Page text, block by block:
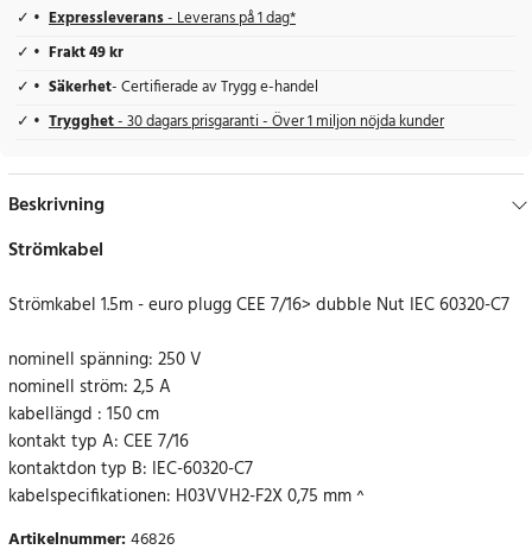
Expressleverans- Leverans på 1 dag*
Frakt 49 kr
Säkerhet- Certifierade av Trygg e-handel
Trygghet- 30 dagars prisgaranti - Över 1 miljon nöjda kunder
Beskrivning
Strömkabel
Strömkabel 1.5m - euro plugg CEE 7/16> dubble Nut IEC 60320-C7
nominell spänning: 250 V
nominell ström: 2,5 A
kabellängd : 150 cm
kontakt typ A: CEE 7/16
kontaktdon typ B: IEC-60320-C7
kabelspecifikationen: H03VVH2-F2X 0,75 mm ^
Artikelnummer:46826